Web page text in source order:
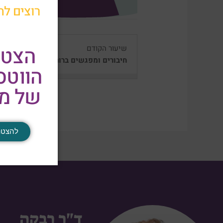
שיעור הקודם
חיבורים ומפגשים ברוח חנוכה
רוצים
של